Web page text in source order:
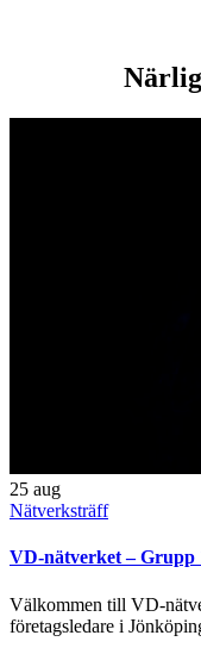
25 aug
Nätverksträff
VD-nätverket – Grupp
Välkommen till VD-
företagsledare i